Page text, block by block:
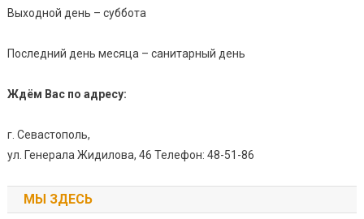
Выходной день – суббота
Последний день месяца – санитарный день
Ждём Вас по адресу:
г. Севастополь,
ул. Генерала Жидилова, 46 Телефон: 48-51-86
МЫ ЗДЕСЬ